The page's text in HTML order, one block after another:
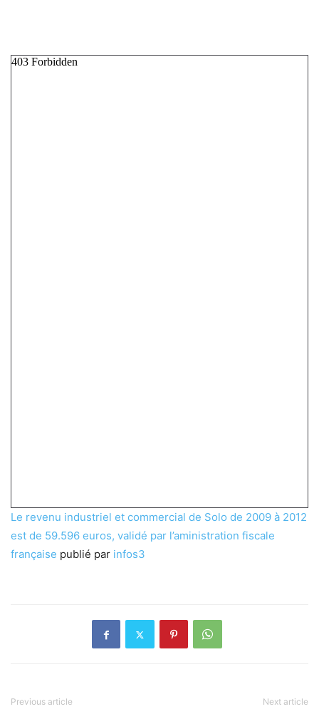
Le revenu industriel et commercial de Solo de 2009 à 2012
est de 59.596 euros, validé par l’aministration fiscale
française publié par infos3
Previous article Next article